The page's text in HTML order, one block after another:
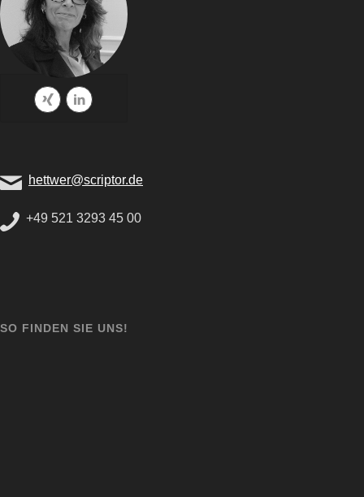
hettwer@scriptor.de
+49 521 3293 45 00
SO FINDEN SIE UNS!